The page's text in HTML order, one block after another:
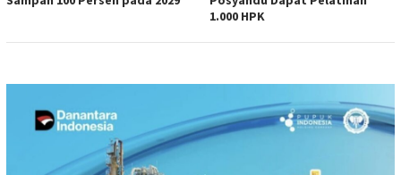
1.000 HPK